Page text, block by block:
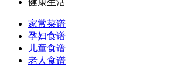
健康生活
家常菜谱
孕妇食谱
儿童食谱
老人食谱